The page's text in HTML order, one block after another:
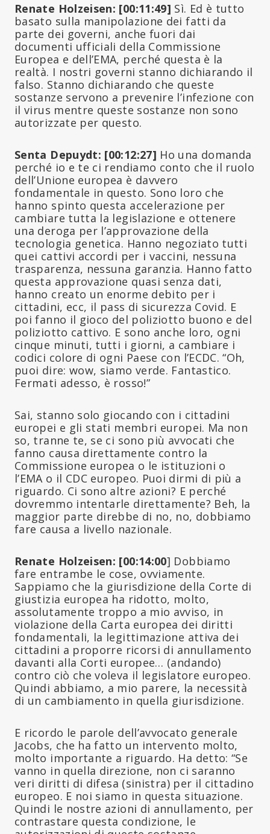
Renate Holzeisen: [00:11:49] Sì. Ed è tutto
basato sulla manipolazione dei fatti da
parte dei governi, anche fuori dai
documenti ufficiali della Commissione
Europea e dell’EMA, perché questa è la
realtà. I nostri governi stanno dichiarando il
falso. Stanno dichiarando che queste
sostanze servono a prevenire l’infezione con
il virus mentre queste sostanze non sono
autorizzate per questo.
Senta Depuydt: [00:12:27] Ho una domanda
perché io e te ci rendiamo conto che il ruolo
dell’Unione europea è davvero
fondamentale in questo. Sono loro che
hanno spinto questa accelerazione per
cambiare tutta la legislazione e ottenere
una deroga per l’approvazione della
tecnologia genetica. Hanno negoziato tutti
quei cattivi accordi per i vaccini, nessuna
trasparenza, nessuna garanzia. Hanno fatto
questa approvazione quasi senza dati,
hanno creato un enorme debito per i
cittadini, ecc, il pass di sicurezza Covid. E
poi fanno il gioco del poliziotto buono e del
poliziotto cattivo. E sono anche loro, ogni
cinque minuti, tutti i giorni, a cambiare i
codici colore di ogni Paese con l’ECDC. “Oh,
puoi dire: wow, siamo verde. Fantastico.
Fermati adesso, è rosso!”
Sai, stanno solo giocando con i cittadini
europei e gli stati membri europei. Ma non
so, tranne te, se ci sono più avvocati che
fanno causa direttamente contro la
Commissione europea o le istituzioni o
l’EMA o il CDC europeo. Puoi dirmi di più a
riguardo. Ci sono altre azioni? E perché
dovremmo intentarle direttamente? Beh, la
maggior parte direbbe di no, no, dobbiamo
fare causa a livello nazionale.
Renate Holzeisen: [00:14:00] Dobbiamo
fare entrambe le cose, ovviamente.
Sappiamo che la giurisdizione della Corte di
giustizia europea ha ridotto, molto,
assolutamente troppo a mio avviso, in
violazione della Carta europea dei diritti
fondamentali, la legittimazione attiva dei
cittadini a proporre ricorsi di annullamento
davanti alla Corti europee… (andando)
contro ciò che voleva il legislatore europeo.
Quindi abbiamo, a mio parere, la necessità
di un cambiamento in quella giurisdizione.
E ricordo le parole dell’avvocato generale
Jacobs, che ha fatto un intervento molto,
molto importante a riguardo. Ha detto: “Se
vanno in quella direzione, non ci saranno
veri diritti di difesa (sinistra) per il cittadino
europeo. E noi siamo in questa situazione.
Quindi le nostre azioni di annullamento, per
contrastare questa condizione, le